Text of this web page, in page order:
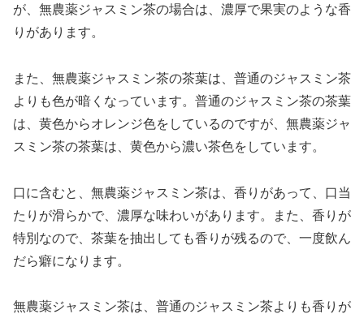
が、無農薬ジャスミン茶の場合は、濃厚で果実のような香
りがあります。
また、無農薬ジャスミン茶の茶葉は、普通のジャスミン茶
よりも色が暗くなっています。普通のジャスミン茶の茶葉
は、黄色からオレンジ色をしているのですが、無農薬ジャ
スミン茶の茶葉は、黄色から濃い茶色をしています。
口に含むと、無農薬ジャスミン茶は、香りがあって、口当
たりが滑らかで、濃厚な味わいがあります。また、香りが
特別なので、茶葉を抽出しても香りが残るので、一度飲ん
だら癖になります。
無農薬ジャスミン茶は、普通のジャスミン茶よりも香りが